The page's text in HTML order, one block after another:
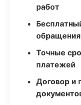
работ
обращения
Точные
платежей
Договор и